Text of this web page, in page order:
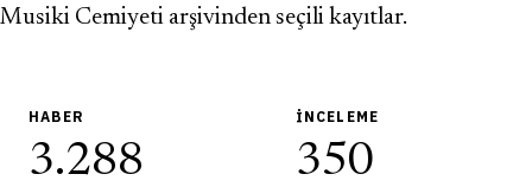
Musiki Cemiyeti arşivinden seçili kayıtlar.
HABER
3.288
İNCELEME
350